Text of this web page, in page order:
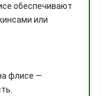
обеспечивают
или
флисе —